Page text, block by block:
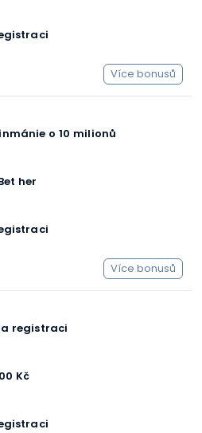
Více bonusů
o 10 milionů
her
Více bonusů
registraci
Kč